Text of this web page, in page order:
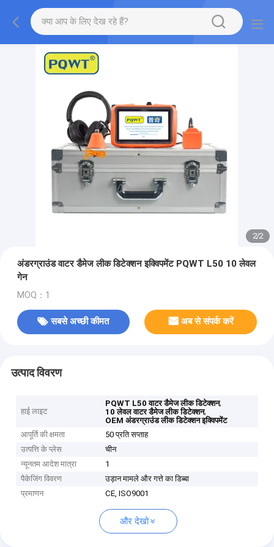
2/2
अंडरग्राउंड वाटर डैमेज लीक डिटेक्शन इक्विपमेंट PQWT L50 10 लेवल
गेन
MOQ：1
सबसे अच्छी कीमत अब से संपर्क करें
उत्पाद विवरण
हाई लाइट
PQWT L50 वाटर डैमेज लीक डिटेक्शन,
10 लेवल वाटर डैमेज लीक डिटेक्शन,
OEM अंडरग्राउंड लीक डिटेक्शन इक्विपमेंट
आपूर्ति की क्षमता
50 प्रति सप्ताह
उत्पत्ति के प्लेस
चीन
न्यूनतम आदेश मात्रा
1
पैकेजिंग विवरण
उड़ान मामले और गत्ते का डिब्बा
प्रमाणन
CE, ISO9001
और देखो